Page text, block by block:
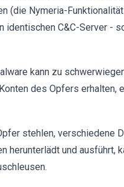
(die Nymeria-
identischen C&C-Server -
kann zu
des Opfers
stehlen, verschiedene
herunterlädt und ausführt,